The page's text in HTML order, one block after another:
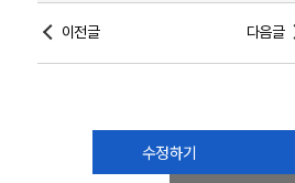
이전글 다음글
수정하기